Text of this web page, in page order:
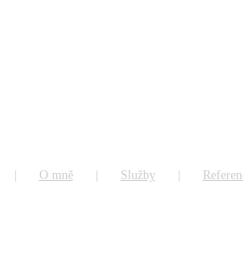
O mně Služby